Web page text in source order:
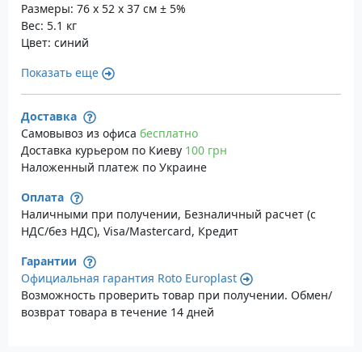
Размеры: 76 x 52 x 37 см ± 5%
Вес: 5.1 кг
Цвет: синий
Показать еще
Доставка
Самовывоз из офиса бесплатно
Доставка курьером по Киеву 100 грн
Наложенный платеж по Украине
Оплата
Наличными при получении, Безналичный расчет (с
НДС/без НДС), Visa/Mastercard, Кредит
Гарантии
Официальная гарантия Roto Europlast
Возможность проверить товар при получении. Обмен/
возврат товара в течение 14 дней